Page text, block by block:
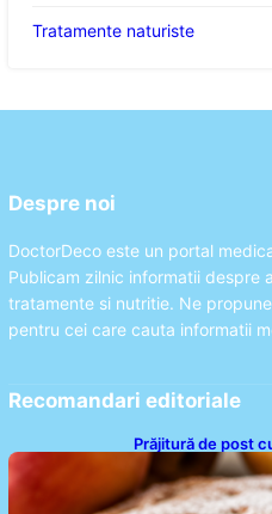
Tratamente naturiste
Despre noi
DoctorDeco este un portal
Publicam zilnic informatii despre
tratamente si nutritie. Ne
pentru cei care cauta informatii
Recomandari editoriale
Prăjitură de post
Dulce pentru